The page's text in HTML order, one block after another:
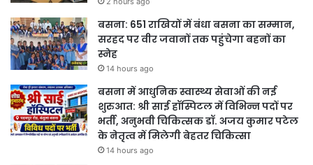
बसना: 651 राखियों में बंधा बसना का सम्मान,
सरहद पर वीर जवानों तक पहुंचेगा बहनों का
स्नेह
14 hours ago
बसना में आधुनिक स्वास्थ्य सेवाओं की नई
शुरुआत: श्री साई हॉस्पिटल में विभिन्न पदों पर
भर्ती, अनुभवी चिकित्सक डॉ. अजय कुमार पटेल
के नेतृत्व में मिलेगी बेहतर चिकित्सा
14 hours ago